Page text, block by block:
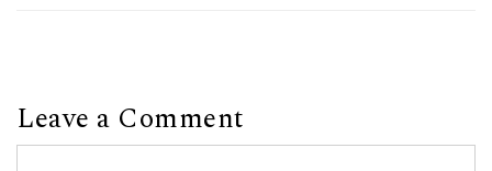
Leave a Comment